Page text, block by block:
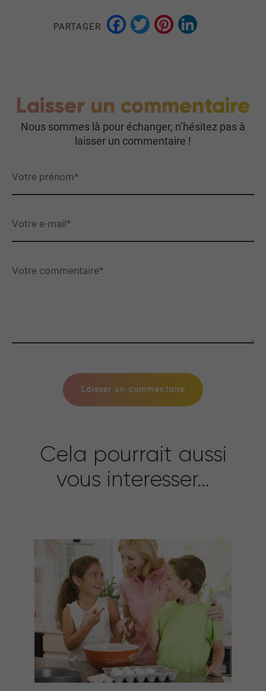
PARTAGER Facebook
Twitter
Pinterest
Laisser un commentaire
Nous sommes là pour échanger, n’hésitez pas à
laisser un commentaire !
Cela pourrait aussi
vous interesser...